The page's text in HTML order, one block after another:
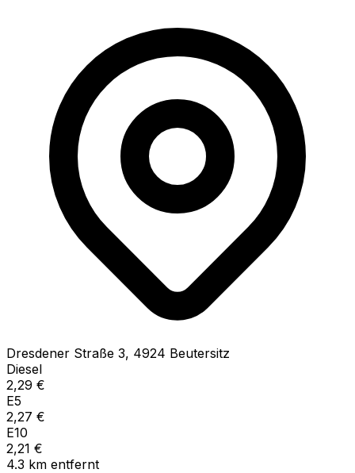
Dresdener Straße 3, 4924 Beutersitz
Diesel
2,29 €
E5
2,27 €
E10
2,21 €
4.3 km entfernt